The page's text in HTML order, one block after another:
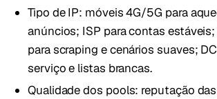
Tipo de IP: móveis 4G/5G para
anúncios; ISP para contas
para scraping e cenários suaves;
serviço e listas brancas.
Qualidade dos pools: reputação